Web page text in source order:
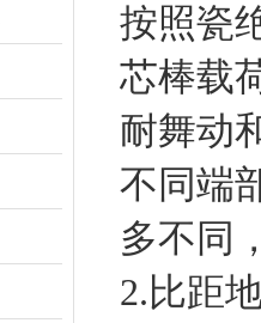
按照瓷
芯棒载
耐舞动
不同端
多不同
2.比距